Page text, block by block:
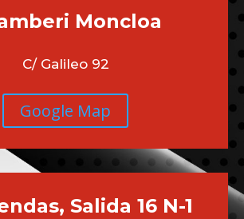
Moncloa
C/ Galileo 92
Google Map
Salida 16 N-1